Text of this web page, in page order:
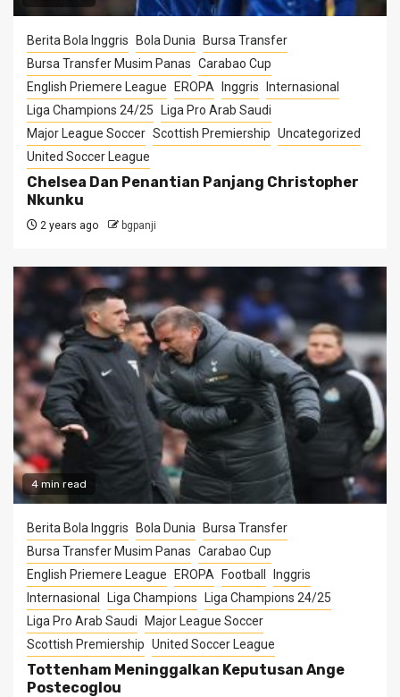
Berita Bola Inggris Bola Dunia
Bursa Transfer
Bursa Transfer Musim Panas Carabao Cup
English Priemere League
EROPA Inggris
Internasional
Liga Champions 24/25
Liga Pro Arab Saudi
Major League Soccer Scottish Premiership Uncategorized
United Soccer League
Chelsea Dan Penantian Panjang Christopher
Nkunku
2 years ago bgpanji
4 min read
Berita Bola Inggris Bola Dunia
Bursa Transfer
Bursa Transfer Musim Panas Carabao Cup
English Priemere League
EROPA Football
Inggris
Internasional
Liga Champions
Liga Champions 24/25
Liga Pro Arab Saudi
Major League Soccer
Scottish Premiership United Soccer League
Tottenham Meninggalkan Keputusan Ange
Postecoglou